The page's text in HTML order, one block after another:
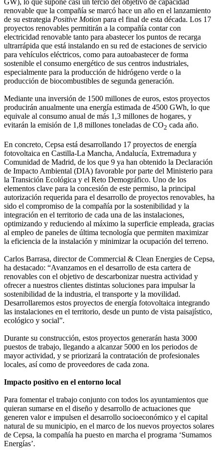
renovable que la compañía se marcó hace un año en el lanzamiento
de su estrategia Positive Motion para el final de esta década. Los 17
proyectos renovables permitirán a la compañía contar con
electricidad renovable tanto para abastecer los puntos de recarga
ultrarrápida que está instalando en su red de estaciones de servicio
para vehículos eléctricos, como para autoabastecer de forma
sostenible el consumo energético de sus centros industriales,
especialmente para la producción de hidrógeno verde o la
producción de biocombustibles de segunda generación.
Mediante una inversión de 1500 millones de euros, estos proyectos
producirán anualmente una energía estimada de 4500 GWh, lo que
equivale al consumo anual de más 1,3 millones de hogares, y
evitarán la emisión de 1,8 millones toneladas de CO2 cada año.
En concreto, Cepsa está desarrollando 17 proyectos de energía
fotovoltaica en Castilla-La Mancha, Andalucía, Extremadura y
Comunidad de Madrid, de los que 9 ya han obtenido la Declaración
de Impacto Ambiental (DIA) favorable por parte del Ministerio para
la Transición Ecológica y el Reto Demográfico. Uno de los
elementos clave para la concesión de este permiso, la principal
autorización requerida para el desarrollo de proyectos renovables, ha
sido el compromiso de la compañía por la sostenibilidad y la
integración en el territorio de cada una de las instalaciones,
optimizando y reduciendo al máximo la superficie empleada, gracias
al empleo de paneles de última tecnología que permiten maximizar
la eficiencia de la instalación y minimizar la ocupación del terreno.
Carlos Barrasa, director de Commercial & Clean Energies de Cepsa,
ha destacado: “Avanzamos en el desarrollo de esta cartera de
renovables con el objetivo de descarbonizar nuestra actividad y
ofrecer a nuestros clientes distintas soluciones para impulsar la
sostenibilidad de la industria, el transporte y la movilidad.
Desarrollaremos estos proyectos de energía fotovoltaica integrando
las instalaciones en el territorio, desde un punto de vista paisajístico,
ecológico y social”.
Durante su construcción, estos proyectos generarán hasta 3000
puestos de trabajo, llegando a alcanzar 5000 en los periodos de
mayor actividad, y se priorizará la contratación de profesionales
locales, así como de proveedores de cada zona.
Impacto positivo en el entorno local
Para fomentar el trabajo conjunto con todos los ayuntamientos que
quieran sumarse en el diseño y desarrollo de actuaciones que
generen valor e impulsen el desarrollo socioeconómico y el capital
natural de su municipio, en el marco de los nuevos proyectos solares
de Cepsa, la compañía ha puesto en marcha el programa ‘Sumamos
Energías’.